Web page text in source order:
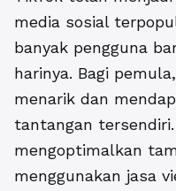
media sosial
banyak pengguna
harinya. Bagi
menarik dan
tantangan
mengoptimalkan
menggunakan jasa